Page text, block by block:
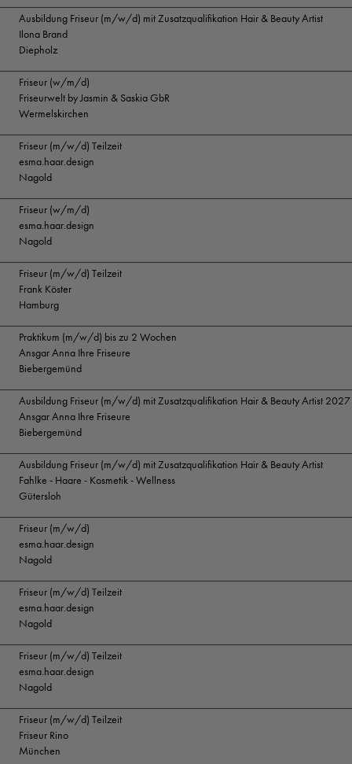
Ausbildung Friseur (m/w/d) mit Zusatzqualifikation Hair & Beauty Artist
Ilona Brand
Diepholz
Friseur (w/m/d)
Friseurwelt by Jasmin & Saskia GbR
Wermelskirchen
Friseur (m/w/d) Teilzeit
esma.haar.design
Nagold
Friseur (w/m/d)
esma.haar.design
Nagold
Friseur (m/w/d) Teilzeit
Frank Köster
Hamburg
Praktikum (m/w/d) bis zu 2 Wochen
Ansgar Anna Ihre Friseure
Biebergemünd
Ausbildung Friseur (m/w/d) mit Zusatzqualifikation Hair & Beauty Artist 2027
Ansgar Anna Ihre Friseure
Biebergemünd
Ausbildung Friseur (m/w/d) mit Zusatzqualifikation Hair & Beauty Artist
Fahlke - Haare - Kosmetik - Wellness
Gütersloh
Friseur (m/w/d)
esma.haar.design
Nagold
Friseur (m/w/d) Teilzeit
esma.haar.design
Nagold
Friseur (m/w/d) Teilzeit
esma.haar.design
Nagold
Friseur (m/w/d) Teilzeit
Friseur Rino
München